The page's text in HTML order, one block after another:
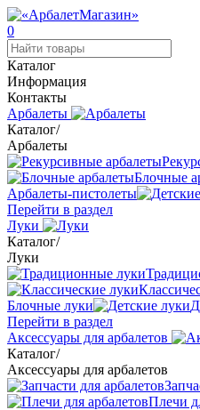
0
Каталог
Информация
Контакты
Арбалеты
Каталог/
Арбалеты
Блочные
Арбалеты-пистолеты
Перейти в раздел
Луки
Каталог/
Луки
Блочные луки
Перейти в раздел
Аксессуары для арбалетов
Каталог/
Аксессуары для арбалетов
Плечи